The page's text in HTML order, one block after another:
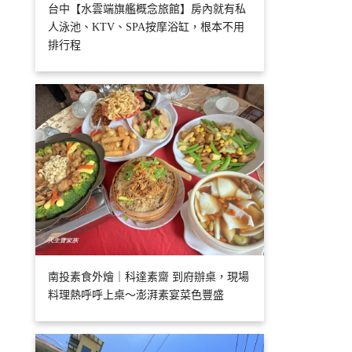
台中【水雲端旗艦概念旅館】房內就有私
人泳池、KTV、SPA按摩浴缸，根本不用
排行程
南投素食外燴｜科達素齋 到府辦桌，現場
料理熱呼呼上桌～澎湃素宴菜色豐盛